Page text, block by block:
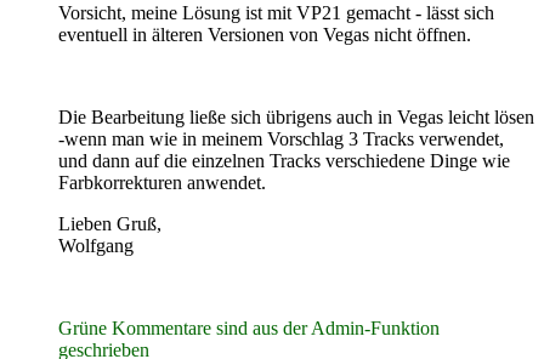
Vorsicht, meine Lösung ist mit VP21 gemacht - lässt sich
eventuell in älteren Versionen von Vegas nicht öffnen.
Die Bearbeitung ließe sich übrigens auch in Vegas leicht lösen
-wenn man wie in meinem Vorschlag 3 Tracks verwendet,
und dann auf die einzelnen Tracks verschiedene Dinge wie
Farbkorrekturen anwendet.
Lieben Gruß,
Wolfgang
Grüne Kommentare sind aus der Admin-Funktion
geschrieben